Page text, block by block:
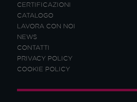
CERTIFICAZIONI
CATALOGO
LAVORA CON NOI
NEWS
CONTATTI
PRIVACY POLICY
COOKIE POLICY